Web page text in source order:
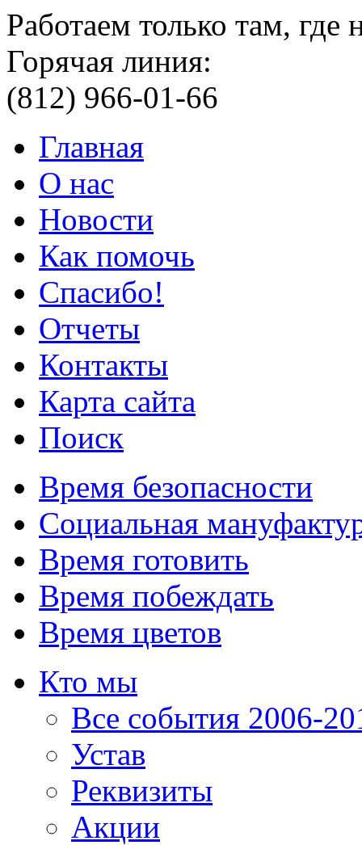
Работаем только там,
Горячая линия:
(812) 966-01-66
Главная
О нас
Новости
Как помочь
Спасибо!
Отчеты
Контакты
Карта сайта
Поиск
Время безопасности
Социальная
Время готовить
Время побеждать
Время цветов
Кто мы
Все события 2006-
Устав
Реквизиты
Акции